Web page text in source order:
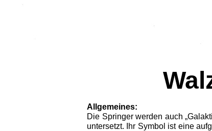
Allgemeines:
Die Springer werden auch
untersetzt. Ihr Symbol ist eine